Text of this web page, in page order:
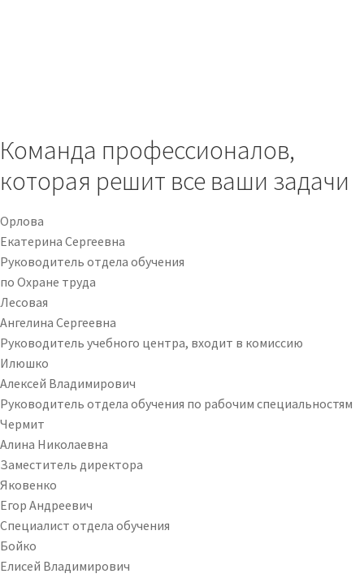
Команда профессионалов,
которая решит все ваши задачи
Орлова
Екатерина Сергеевна
Руководитель отдела обучения
по Охране труда
Лесовая
Ангелина Сергеевна
Руководитель учебного центра, входит в комиссию
Илюшко
Алексей Владимирович
Руководитель отдела обучения по рабочим специальностям
Чермит
Алина Николаевна
Заместитель директора
Яковенко
Егор Андреевич
Специалист отдела обучения
Бойко
Елисей Владимирович